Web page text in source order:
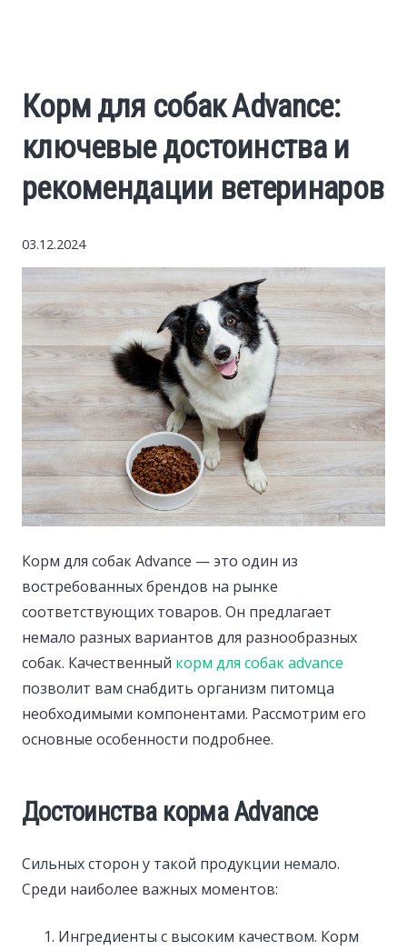
Construction
Society
Style
Tourism
Корм для собак Advance:
ключевые достоинства и
рекомендации ветеринаров
03.12.2024
Корм для собак Advance — это один из
востребованных брендов на рынке
соответствующих товаров. Он предлагает
немало разных вариантов для разнообразных
собак. Качественный корм для собак advance
позволит вам снабдить организм питомца
необходимыми компонентами. Рассмотрим его
основные особенности подробнее.
Достоинства корма Advance
Сильных сторон у такой продукции немало.
Среди наиболее важных моментов:
Ингредиенты с высоким качеством. Корм